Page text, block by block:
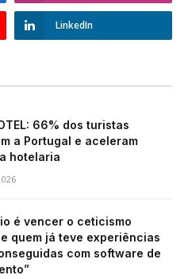
LinkedIn
66% dos turistas
a Portugal e aceleram
hotelaria
é vencer o ceticismo
quem já teve experiências
com software de